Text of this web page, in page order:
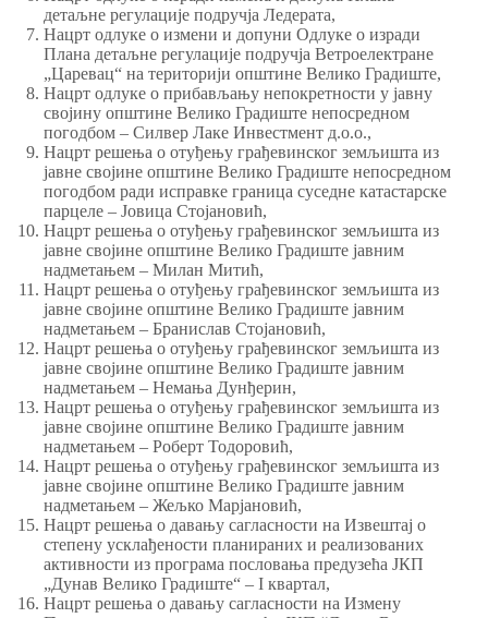
детаљне регулације подручја Ледерата,
Нацрт одлуке о измени и допуни Одлуке о изради
Плана детаљне регулације подручја Ветроелектране
„Царевац“ на територији општине Велико Градиште,
Нацрт одлуке о прибављању непокретности у јавну
својину општине Велико Градиште непосредном
погодбом – Силвер Лаке Инвестмент д.о.о.,
Нацрт решења о отуђењу грађевинског земљишта из
јавне својине општине Велико Градиште непосредном
погодбом ради исправке граница суседне катастарске
парцеле – Јовица Стојановић,
Нацрт решења о отуђењу грађевинског земљишта из
јавне својине општине Велико Градиште јавним
надметањем – Милан Митић,
Нацрт решења о отуђењу грађевинског земљишта из
јавне својине општине Велико Градиште јавним
надметањем – Бранислав Стојановић,
Нацрт решења о отуђењу грађевинског земљишта из
јавне својине општине Велико Градиште јавним
надметањем – Немања Дунђерин,
Нацрт решења о отуђењу грађевинског земљишта из
јавне својине општине Велико Градиште јавним
надметањем – Роберт Тодоровић,
Нацрт решења о отуђењу грађевинског земљишта из
јавне својине општине Велико Градиште јавним
надметањем – Жељко Марјановић,
Нацрт решења о давању сагласности на Извештај о
степену усклађености планираних и реализованих
активности из програма пословања предузећа ЈКП
„Дунав Велико Градиште“ – I квартал,
Нацрт решења о давању сагласности на Измену